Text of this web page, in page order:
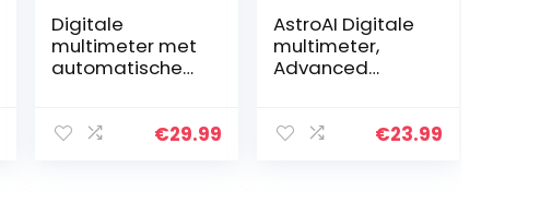
Digitale
multimeter met
automatische
multitester €29.99
AstroAI Digitale
multimeter,
Advanced
spanning,
€23.99